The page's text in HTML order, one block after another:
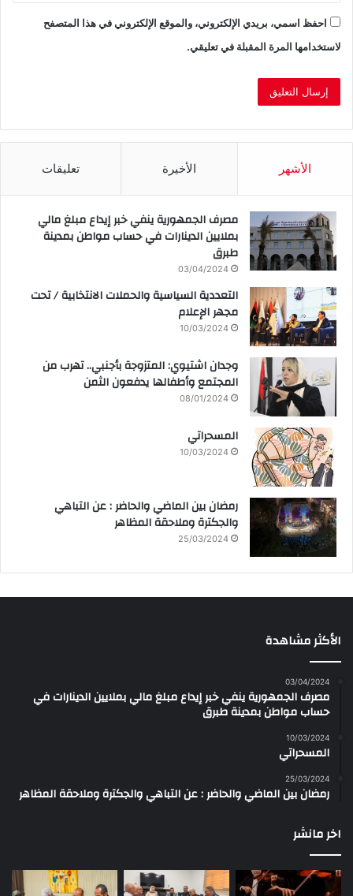
احفظ اسمي، بريدي الإلكتروني، والموقع الإلكتروني في هذا المتصفح
لاستخدامها المرة المقبلة في تعليقي.
الأشهر الأخيرة تعليقات
مصرف الجمهورية ينفي خبر إيداع مبلغ مالي
بملايين الدينارات في حساب مواطن بمدينة
طبرق
03/04/2024
التعددية السياسية والحملات الانتخابية / تحت
مجهر الإعلام
10/03/2024
وجدان اشتيوي: المتزوجة بأجنبي.. تهرب من
المجتمع وأطفالها يدفعون الثمن
08/01/2024
المسحراتي
10/03/2024
رمضان بين الماضي والحاضر : عن التباهي
والجكترة وملاحقة المظاهر
25/03/2024
الأكثر مشاهدة
03/04/2024
مصرف الجمهورية ينفي خبر إيداع مبلغ مالي بملايين الدينارات في
حساب مواطن بمدينة طبرق
10/03/2024
المسحراتي
25/03/2024
رمضان بين الماضي والحاضر : عن التباهي والجكترة وملاحقة المظاهر
اخر مانشر